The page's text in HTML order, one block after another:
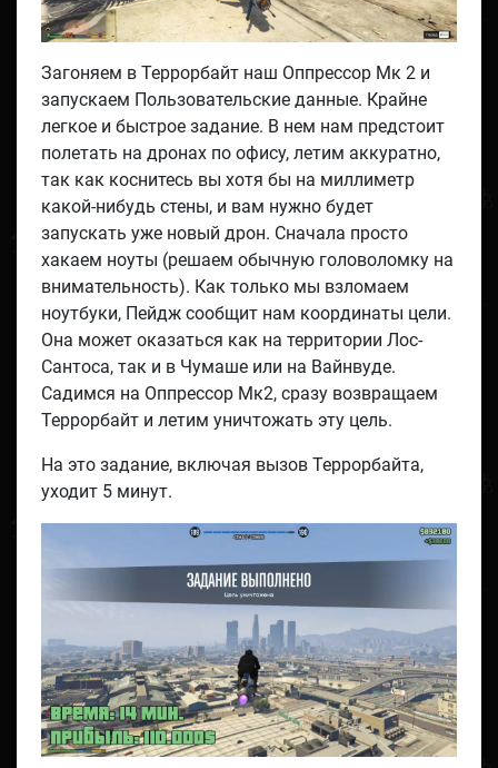
Загоняем в Террорбайт наш Оппрессор Мк 2 и
запускаем Пользовательские данные. Крайне
легкое и быстрое задание. В нем нам предстоит
полетать на дронах по офису, летим аккуратно,
так как коснитесь вы хотя бы на миллиметр
какой-нибудь стены, и вам нужно будет
запускать уже новый дрон. Сначала просто
хакаем ноуты (решаем обычную головоломку на
внимательность). Как только мы взломаем
ноутбуки, Пейдж сообщит нам координаты цели.
Она может оказаться как на территории Лос-
Сантоса, так и в Чумаше или на Вайнвуде.
Садимся на Оппрессор Мк2, сразу возвращаем
Террорбайт и летим уничтожать эту цель.
На это задание, включая вызов Террорбайта,
уходит 5 минут.